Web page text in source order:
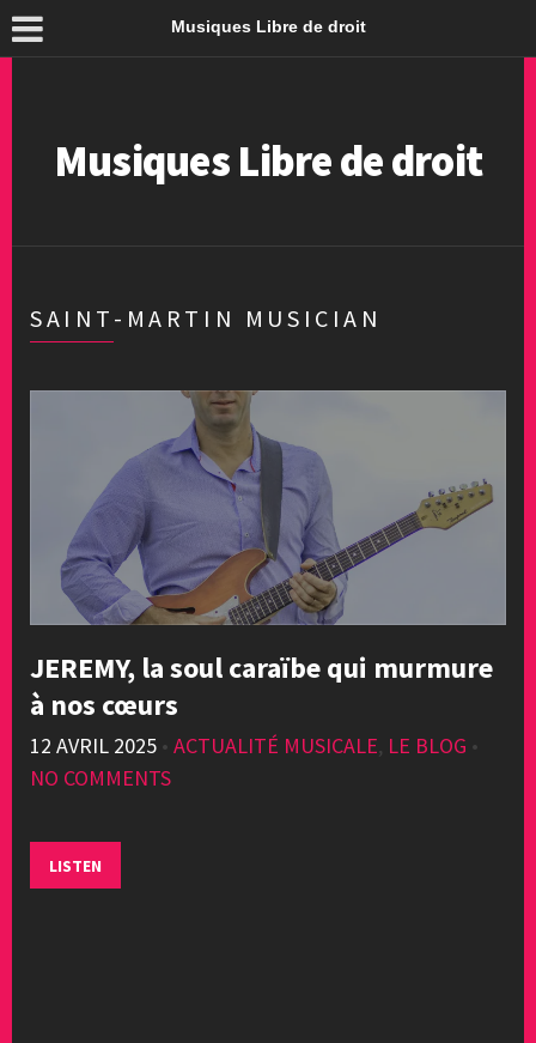
Musiques Libre de droit
Musiques Libre de droit
SAINT-MARTIN MUSICIAN
JEREMY, la soul caraïbe qui murmure
à nos cœurs
12 AVRIL 2025 • ACTUALITÉ MUSICALE, LE BLOG •
NO COMMENTS
LISTEN